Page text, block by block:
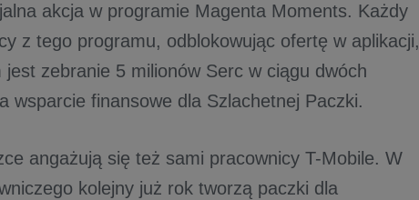
akcja w programie Magenta Moments. Każdy
z tego programu, odblokowując ofertę w aplikacji,
zebranie 5 milionów Serc w ciągu dwóch
wsparcie finansowe dla Szlachetnej Paczki.
angażują się też sami pracownicy T-Mobile. W
kolejny już rok tworzą paczki dla